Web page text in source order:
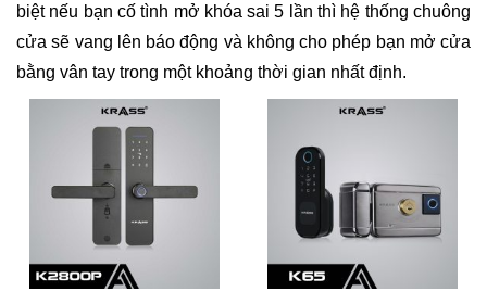
biệt nếu bạn cố tình mở khóa sai 5 lần thì hệ thống chuông
cửa sẽ vang lên báo động và không cho phép bạn mở cửa
bằng vân tay trong một khoảng thời gian nhất định.